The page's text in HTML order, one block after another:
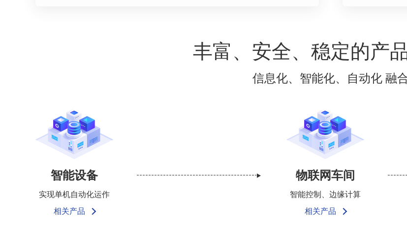
丰富、安全、稳定的产
信息化、智能化、自动化 融
智能设备
实现单机自动化运作
相关产品
物联网车间
智能控制、边缘计算
相关产品